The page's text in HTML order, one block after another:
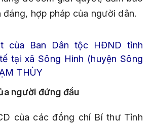
đáng, hợp pháp của người dân.
của Ban Dân tộc HĐND tỉnh
tại xã Sông Hinh (huyện Sông
THÙY
người đứng đầu
của các đồng chí Bí thư Tỉnh